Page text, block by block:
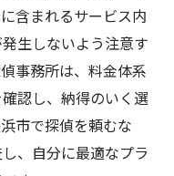
含まれるサービス内
生しないよう注意す
事務所は、料金体系
認し、納得のいく選
市で探偵を頼むな
、自分に最適なプラ